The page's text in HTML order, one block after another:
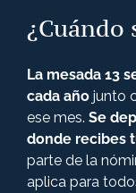
¿Cuándo
La mesada 13
cada año junto
ese mes. Se
donde recibes
parte de la
aplica para